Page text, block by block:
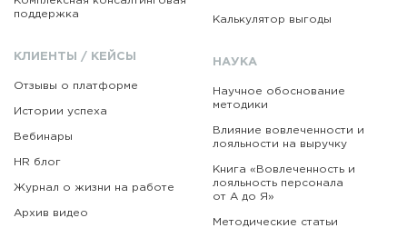
поддержка
КЛИЕНТЫ / КЕЙСЫ
Отзывы о платформе
Истории успеха
Вебинары
HR блог
Журнал о жизни на работе
Архив видео
Калькулятор выгоды
НАУКА
Научное обоснование
методики
Влияние вовлеченности и
лояльности на выручку
Книга «Вовлеченность и
лояльность персонала
от А до Я»
Методические статьи